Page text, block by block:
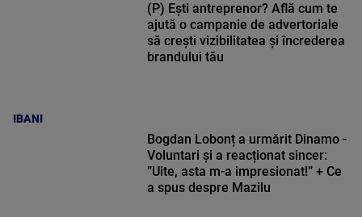
IBANI
(P) Ești antreprenor? Află cum te
ajută o campanie de advertoriale
să crești vizibilitatea și încrederea
brandului tău
Bogdan Lobonț a urmărit Dinamo -
Voluntari și a reacționat sincer:
”Uite, asta m-a impresionat!” + Ce
a spus despre Mazilu